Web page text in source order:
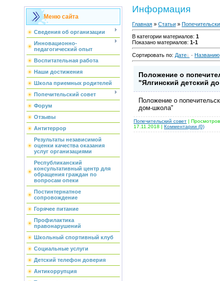
Меню сайта
Сведения об организации
Инновационно-
педагогический опыт
Воспитательная работа
Наши достижения
Школа приемных родителей
Попечительский совет
Форум
Отзывы
Антитеррор
Результаты независимой
оценки качества оказания
услуг организациями
Республиканский
консультативный центр для
обращения граждан по
вопросам опеки
Постинтернатное
сопровождение
Горячее питание
Профилактика
правонарушений
Школьный спортивный клуб
Социальные услуги
Детский телефон доверия
Антикоррупция
Информация
Главная » Статьи »
В категории материалов: 1
Показано материалов: 1-1
Сортировать по: Дате · Названию
Положение о
"Ялгинский детский
Положение о
дом-школа"
Попечительский совет |
17.11.2018
Комментарии (0)